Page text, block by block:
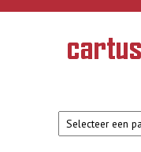
Overslaan en naar de inhoud
Geschiedenis
van de